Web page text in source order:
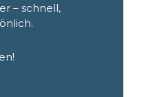
– schnell,